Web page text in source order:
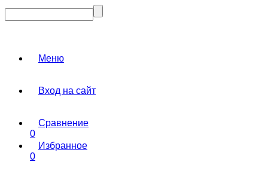
Меню
Вход на сайт
Сравнение
0
Избранное
0